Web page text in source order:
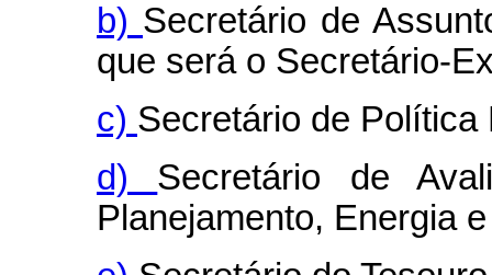
b) Secretário de
que será o Secretário-
c) Secretário de Política
d) Secretário de
Planejamento, Energia